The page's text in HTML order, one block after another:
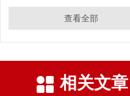
查看全部
相关文章